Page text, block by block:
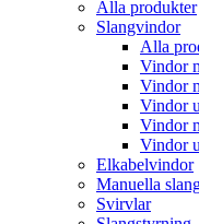
Alla produkter
Slangvindor
Alla
Vindor
Vindor
Vindor
Vindor
Vindor
Elkabelvindor
Manuella
Svirvlar